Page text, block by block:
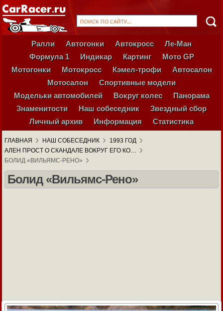
Ралли Автогонки Автокросс
Ле-Ман
Формула 1
Индикар Картинг
Мото GP
Мотогонки
Мотокросс Кэмел-трофи
Автосалон
Мотосалон
Спортивные модели
Модельки автомобилей
Вокруг колес
Панорама
Знаменитости
Наш собеседник
Звездный сбор
Личный архив
Информация Статистика
ГЛАВНАЯ НАШ СОБЕСЕДНИК
1993 ГОД
АЛЕН ПРОСТ О СКАНДАЛЕ ВОКРУГ ЕГО КО…
БОЛИД «ВИЛЬЯМС-РЕНО»
Болид «Вильямс-Рено»